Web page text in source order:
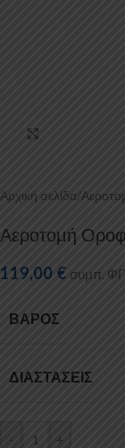
Αρχική σελίδα/
Αεροτομή
119,00 € συμπ.
ΒΆΡΟΣ
ΔΙΑΣΤΆΣΕΙΣ
- +